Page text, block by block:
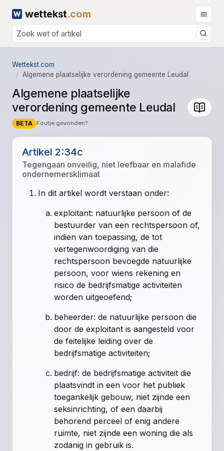
wettekst.com
Wettekst.com
Algemene plaatselijke verordening gemeente Leudal
Algemene plaatselijke
verordening gemeente Leudal
BETA Foutje gevonden?
Artikel 2:34c
Tegengaan onveilig, niet leefbaar en malafide
ondernemersklimaat
In dit artikel wordt verstaan onder:
exploitant: natuurlijke persoon of de
bestuurder van een rechtspersoon of,
indien van toepassing, de tot
vertegenwoordiging van die
rechtspersoon bevoegde natuurlijke
persoon, voor wiens rekening en
risico de bedrijfsmatige activiteiten
worden uitgeoefend;
beheerder: de natuurlijke persoon die
door de exploitant is aangesteld voor
de feitelijke leiding over de
bedrijfsmatige activiteiten;
bedrijf: de bedrijfsmatige activiteit die
plaatsvindt in een voor het publiek
toegankelijk gebouw, niet zijnde een
seksinrichting, of een daarbij
behorend perceel of enig andere
ruimte, niet zijnde een woning die als
zodanig in gebruik is.